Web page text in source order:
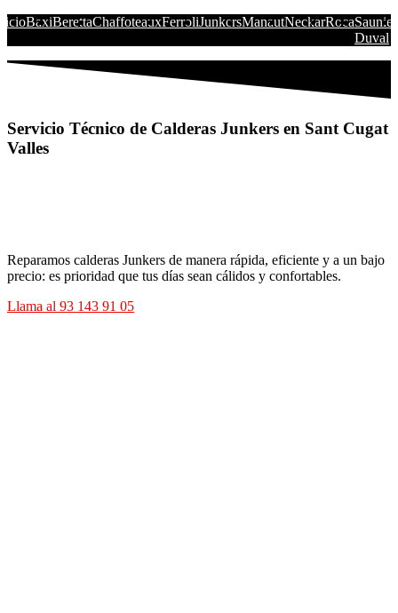
BaxiBerettaChaffoteauxFerroliJunkersManautNeckarRocaSaunier
Duval
Servicio Técnico de Calderas Junkers en Sant Cugat
Valles
Reparamos calderas Junkers de manera rápida, eficiente y a un bajo
precio: es prioridad que tus días sean cálidos y confortables.
Llama al 93 143 91 05